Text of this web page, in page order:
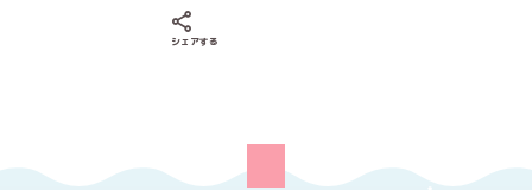
シェアする